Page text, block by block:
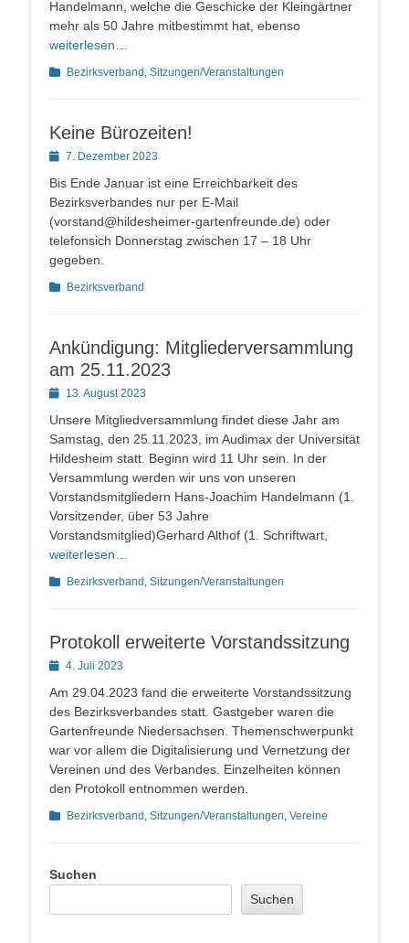
Handelmann, welche die Geschicke der Kleingärtner
mehr als 50 Jahre mitbestimmt hat, ebenso
weiterlesen…
Kategorien
Bezirksverband Sitzungen/Veranstaltungen
Keine Bürozeiten!
Posted7. Dezember 2023
Bis Ende Januar ist eine Erreichbarkeit des
Bezirksverbandes nur per E-Mail
(vorstand@hildesheimer-gartenfreunde.de) oder
telefonsich Donnerstag zwischen 17 – 18 Uhr
gegeben.
Kategorien
Bezirksverband
Ankündigung: Mitgliederversammlung
am 25.11.2023
Posted13. August 2023
Unsere Mitgliedversammlung findet diese Jahr am
Samstag, den 25.11.2023, im Audimax der Universität
Hildesheim statt. Beginn wird 11 Uhr sein. In der
Versammlung werden wir uns von unseren
Vorstandsmitgliedern Hans-Joachim Handelmann (1.
Vorsitzender, über 53 Jahre
Vorstandsmitglied)Gerhard Althof (1. Schriftwart,
weiterlesen…
Kategorien
Bezirksverband Sitzungen/Veranstaltungen
Protokoll erweiterte Vorstandssitzung
Posted4. Juli 2023
Am 29.04.2023 fand die erweiterte Vorstandssitzung
des Bezirksverbandes statt. Gastgeber waren die
Gartenfreunde Niedersachsen. Themenschwerpunkt
war vor allem die Digitalisierung und Vernetzung der
Vereinen und des Verbandes. Einzelheiten können
den Protokoll entnommen werden.
Kategorien
Bezirksverband Sitzungen/Veranstaltungen Vereine
Suchen
Suchen